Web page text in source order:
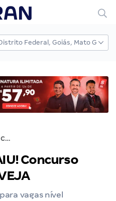
Edital ISGH CE SAIU! Concurso oferta 49 vagas! VEJA
Concurso
vagas nível